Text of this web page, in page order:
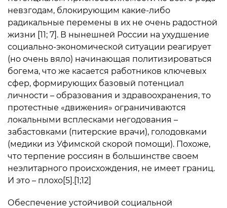
невзгодам, блокирующим какие-либо
радикальные перемены в их не очень радостной
жизни [11; 7]. В нынешней России на ухудшение
социально-экономической ситуации реагирует
(но очень вяло) начинающая политизироваться
богема, что же касается работников ключевых
сфер, формирующих базовый потенциал
личности – образования и здравоохранения, то
протестные «движения» ограничиваются
локальными всплесками негодования –
забастовками (питерские врачи), голодовками
(медики из Уфимской скорой помощи). Похоже,
что терпение россиян в большинстве своем
неэлитарного происхождения, не имеет границ.
И это – плохо[5].[1;12]
Обеспечение устойчивой социальной